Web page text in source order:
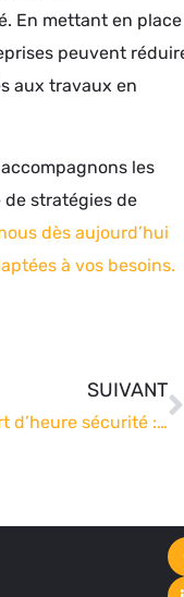
En mettant en place
peuvent
aux travaux en
les
de stratégies de
dès aujourd’hui
à vos besoins.
SUIVANT
Le quart d’heure sécurité : Un outil essentiel pour la prévention des risques au travail en hauteur